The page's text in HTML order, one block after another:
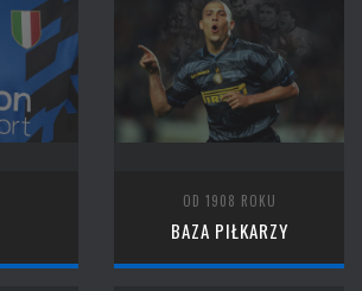
OD 1908 ROKU
BAZA PIŁKARZY